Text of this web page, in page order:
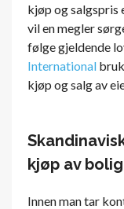
kjøp og salgspris
vil en megler
følge gjeldende
International
kjøp og salg av
kjøp av
Innen man tar